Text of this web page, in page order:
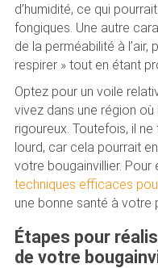
d’humidité, ce qui
fongiques. Une autre
de la perméabilité à l’air,
respirer » tout en étant
Optez pour un voile
vivez dans une région
rigoureux. Toutefois, il
lourd, car cela pourrait
votre bougainvillier.
techniques efficaces
une bonne santé à votre
Étapes pour
de votre